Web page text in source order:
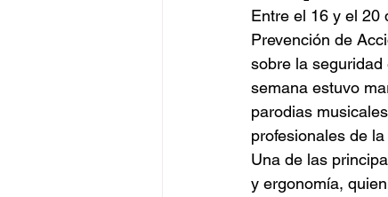
Entre el 16 y el 20
Prevención de
sobre la
semana estuvo
parodias
profesionales de
Una de las
y ergonomía,